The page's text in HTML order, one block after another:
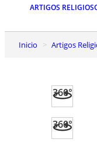
ARTIGOS
Inicio Artigos
360°
360°